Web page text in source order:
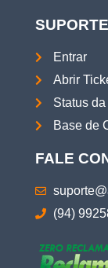
SUPORTE
Entrar
Abrir
Status
Base de
FALE
(94)